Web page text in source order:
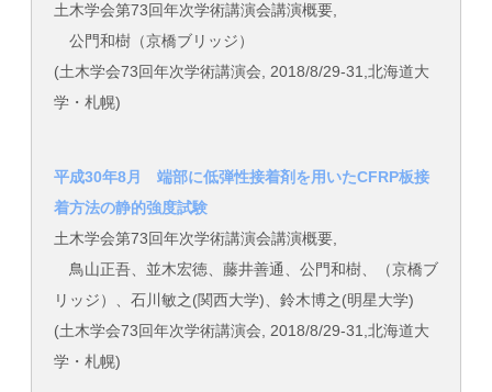
土木学会第73回年次学術講演会講演概要,
公門和樹（京橋ブリッジ）
(土木学会73回年次学術講演会, 2018/8/29-31,北海道大
学・札幌)
平成30年8月 端部に低弾性接着剤を用いたCFRP板接
着方法の静的強度試験
土木学会第73回年次学術講演会講演概要,
鳥山正吾、並木宏徳、藤井善通、公門和樹、（京橋ブ
リッジ）、石川敏之(関西大学)、鈴木博之(明星大学)
(土木学会73回年次学術講演会, 2018/8/29-31,北海道大
学・札幌)